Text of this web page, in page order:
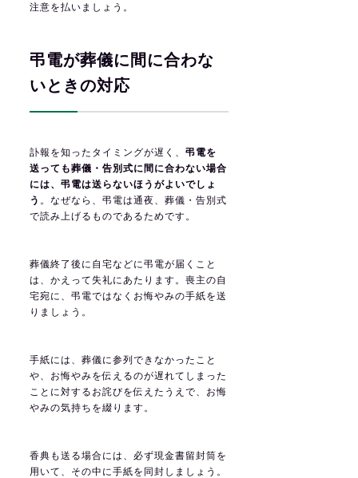
注意を払いましょう。
弔電が葬儀に間に合わな
いときの対応
訃報を知ったタイミングが遅く、 弔電を
送っても葬儀・告別式に間に合わない場合
には、弔電は送らないほうがよいでしょ
う 。なぜなら、弔電は通夜、葬儀・告別式
で読み上げるものであるためです。
葬儀終了後に自宅などに弔電が届くこと
は、かえって失礼にあたります。喪主の自
宅宛に、弔電ではなくお悔やみの手紙を送
りましょう。
手紙には、葬儀に参列できなかったこと
や、お悔やみを伝えるのが遅れてしまった
ことに対するお詫びを伝えたうえで、お悔
やみの気持ちを綴ります。
香典も送る場合には、必ず現金書留封筒を
用いて、その中に手紙を同封しましょう。